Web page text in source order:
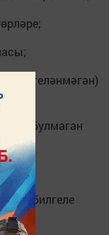
билгеләнмәгән)
булмаган
билгеле